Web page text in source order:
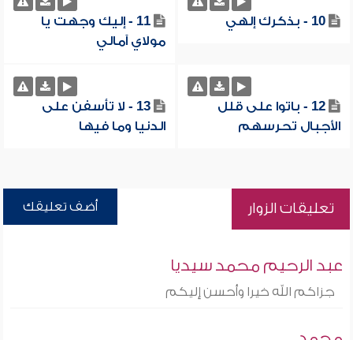
10 - بذكرك إلهي
11 - إليك وجهت يا
مولاي آمالي
12 - باتوا على قلل
الأجبال تحرسهم
13 - لا تأسفن على
الدنيا وما فيها
تعليقات الزوار أضف تعليقك
عبد الرحيم محمد سيديا
جزاكم الله خيرا وأحسن إليكم